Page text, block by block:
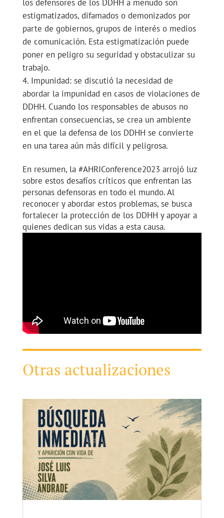
los defensores de los DDHH a menudo son
estigmatizados, difamados o demonizados por
parte de gobiernos, grupos de interés o medios
de comunicación. Esta estigmatización puede
poner en peligro su seguridad y obstaculizar su
trabajo.
Impunidad: se discutió la necesidad de
abordar la impunidad en casos de violaciones de
DDHH. Cuando los responsables de abusos no
enfrentan consecuencias, se crea un ambiente
en el que la defensa de los DDHH se convierte
en una tarea aún más difícil y peligrosa.
En resumen, la #AHRIConference2023 arrojó luz
sobre estos desafíos críticos que enfrentan las
personas defensoras en todo el mundo. Al
reconocer y abordar estos problemas, se busca
fortalecer la protección de los DDHH y apoyar a
quienes dedican sus vidas a esta causa.
Otras actualizaciones